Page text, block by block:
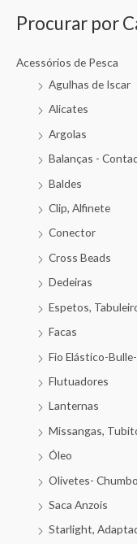
Procurar por
Acessórios de Pesca
Agulhas de Iscar
Alicates
Argolas
Balanças -
Baldes
Clip, Alfinete
Conector
Cross Beads
Dedeiras
Espetos,
Facas
Fio Elástico-
Flutuadores
Lanternas
Missangas,
Óleo
Olivetes-
Saca Anzois
Starlight,